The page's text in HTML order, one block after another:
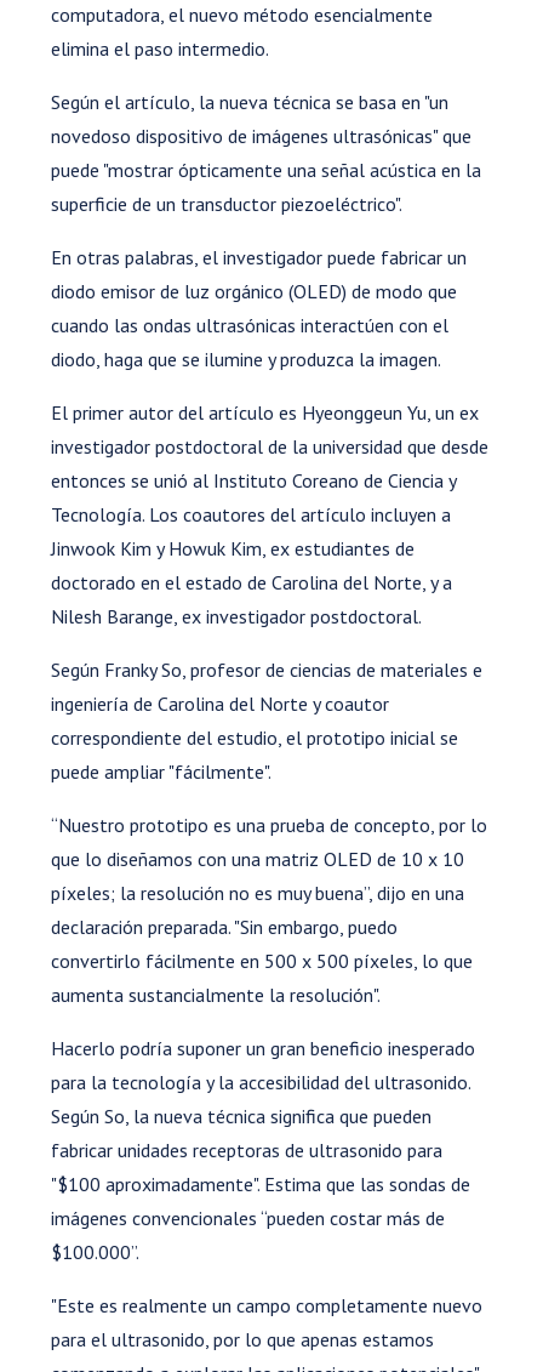
computadora, el nuevo método esencialmente
elimina el paso intermedio.
Según el artículo, la nueva técnica se basa en "un
novedoso dispositivo de imágenes ultrasónicas" que
puede "mostrar ópticamente una señal acústica en la
superficie de un transductor piezoeléctrico".
En otras palabras, el investigador puede fabricar un
diodo emisor de luz orgánico (OLED) de modo que
cuando las ondas ultrasónicas interactúen con el
diodo, haga que se ilumine y produzca la imagen.
El primer autor del artículo es Hyeonggeun Yu, un ex
investigador postdoctoral de la universidad que desde
entonces se unió al Instituto Coreano de Ciencia y
Tecnología. Los coautores del artículo incluyen a
Jinwook Kim y Howuk Kim, ex estudiantes de
doctorado en el estado de Carolina del Norte, y a
Nilesh Barange, ex investigador postdoctoral.
Según Franky So, profesor de ciencias de materiales e
ingeniería de Carolina del Norte y coautor
correspondiente del estudio, el prototipo inicial se
puede ampliar "fácilmente".
“Nuestro prototipo es una prueba de concepto, por lo
que lo diseñamos con una matriz OLED de 10 x 10
píxeles; la resolución no es muy buena”, dijo en una
declaración preparada. "Sin embargo, puedo
convertirlo fácilmente en 500 x 500 píxeles, lo que
aumenta sustancialmente la resolución".
Hacerlo podría suponer un gran beneficio inesperado
para la tecnología y la accesibilidad del ultrasonido.
Según So, la nueva técnica significa que pueden
fabricar unidades receptoras de ultrasonido para
"$100 aproximadamente". Estima que las sondas de
imágenes convencionales “pueden costar más de
$100.000”.
"Este es realmente un campo completamente nuevo
para el ultrasonido, por lo que apenas estamos